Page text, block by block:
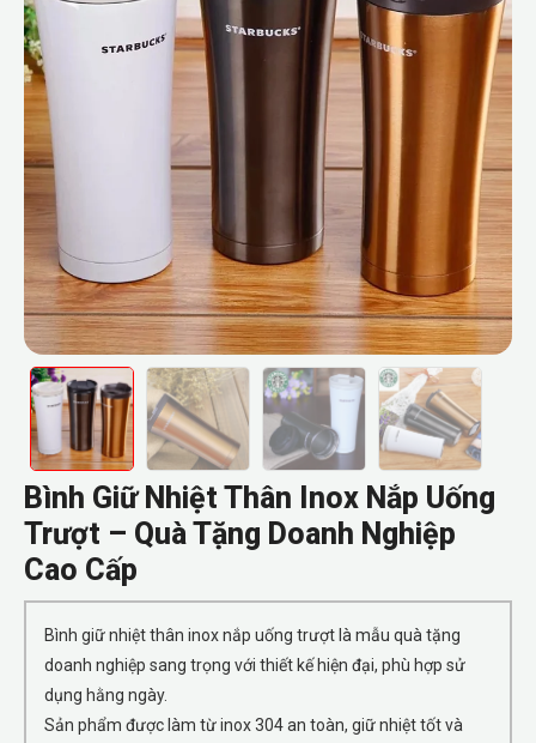
Bình Giữ Nhiệt Thân Inox Nắp Uống
Trượt – Quà Tặng Doanh Nghiệp
Cao Cấp
Bình giữ nhiệt thân inox nắp uống trượt là mẫu quà tặng
doanh nghiệp sang trọng với thiết kế hiện đại, phù hợp sử
dụng hằng ngày.
Sản phẩm được làm từ inox 304 an toàn, giữ nhiệt tốt và